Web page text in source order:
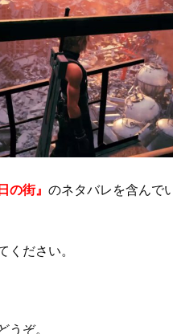
の街』 のネタバレを含んで
ください。
うぞ。